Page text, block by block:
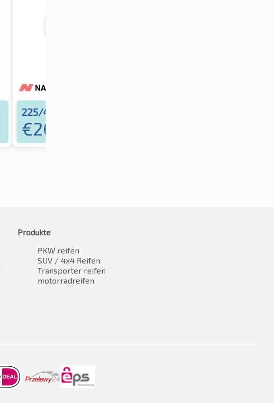
225/40ZR18 92Y
€201,59
Produkte
PKW reifen
SUV / 4x4 Reifen
Transporter reifen
motorradreifen